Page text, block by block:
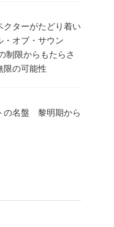
クターがたどり着い
・オブ・サウン
限からもたらさ
限の可能性
の名盤 黎明期から